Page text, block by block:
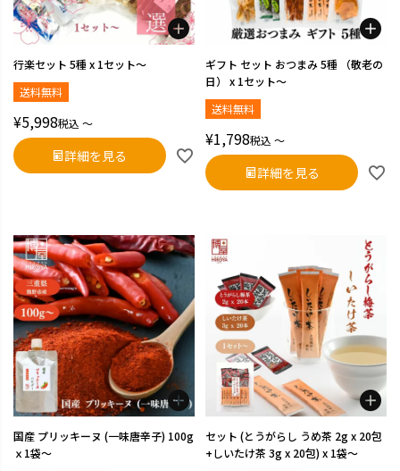
行楽セット 5種 x 1セット～
送料無料
¥5,998税込 〜
詳細を見る
ギフト セット おつまみ 5種 （敬老の
日） x 1セット～
送料無料
¥1,798税込 〜
詳細を見る
国産 プリッキーヌ (一味唐辛子) 100g
ｘ1袋～
セット (とうがらし うめ茶 2g x 20包
+しいたけ茶 3g x 20包) x 1袋～